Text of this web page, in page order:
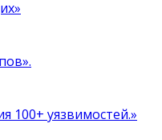
100+ уязвимостей.»